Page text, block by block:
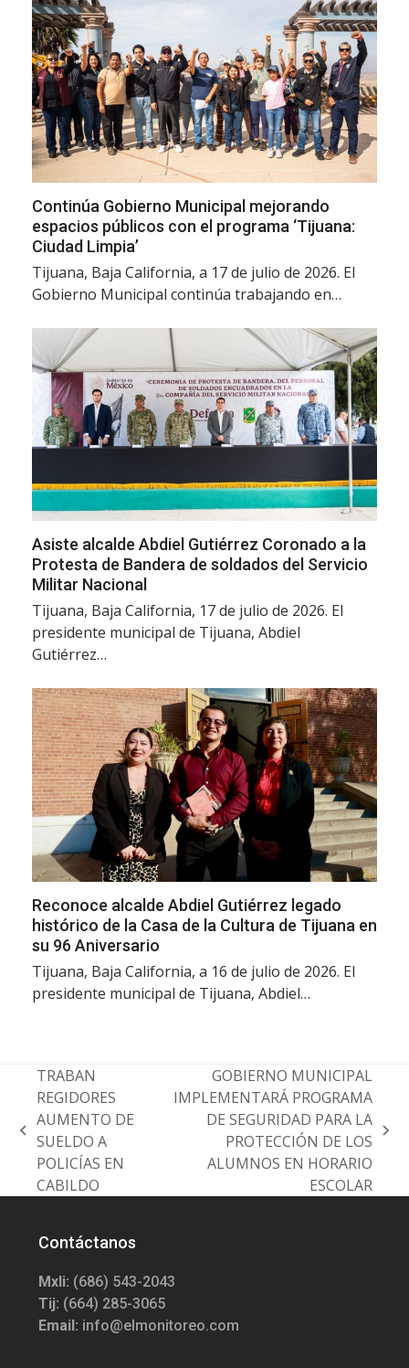
Continúa Gobierno Municipal mejorando
espacios públicos con el programa ‘Tijuana:
Ciudad Limpia’
Tijuana, Baja California, a 17 de julio de 2026. El
Gobierno Municipal continúa trabajando en…
Asiste alcalde Abdiel Gutiérrez Coronado a la
Protesta de Bandera de soldados del Servicio
Militar Nacional
Tijuana, Baja California, 17 de julio de 2026. El
presidente municipal de Tijuana, Abdiel
Gutiérrez…
Reconoce alcalde Abdiel Gutiérrez legado
histórico de la Casa de la Cultura de Tijuana en
su 96 Aniversario
Tijuana, Baja California, a 16 de julio de 2026. El
presidente municipal de Tijuana, Abdiel…
previous
post:
TRABAN
REGIDORES
AUMENTO DE
SUELDO A
POLICÍAS EN
CABILDO
GOBIERNO MUNICIPAL
IMPLEMENTARÁ PROGRAMA
DE SEGURIDAD PARA LA
PROTECCIÓN DE LOS
ALUMNOS EN HORARIO
ESCOLAR
Contáctanos
Mxli: (686) 543-2043
Tij: (664) 285-3065
Email: info@elmonitoreo.com